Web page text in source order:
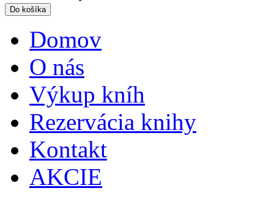
Hlavné menu
Domov
O nás
Výkup kníh
Rezervácia knihy
Kontakt
AKCIE